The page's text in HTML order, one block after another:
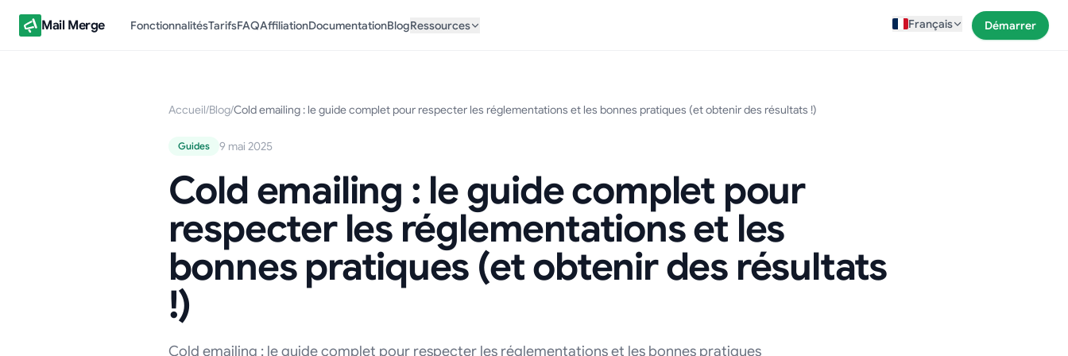
Mail Merge FonctionnalitésTarifsFAQAffiliationDocumentationBlogRessources Français Démarrer
Accueil/Blog/Cold emailing : le guide complet pour respecter les réglementations et les bonnes pratiques (et obtenir des résultats !)
Guides 9 mai 2025
Cold emailing : le guide complet pour
respecter les réglementations et les
bonnes pratiques (et obtenir des résultats
!)
Cold emailing : le guide complet pour respecter les réglementations et les bonnes pratiques